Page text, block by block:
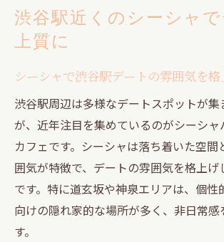
イント
渋谷シーシャ個室がデートにお
神泉シーシャでリラックスし
シーシャが神泉デートに新し
理由
男女で楽しめる神泉のシーシ
渋谷駅近くのシーシャ
上質に
シーシャで渋谷駅デートの雰囲気を格
渋谷駅周辺は多様なデートスポットが
が、近年注目を集めているのがシーシャ
カフェです。シーシャは落ち着いた空間
囲気が特徴で、デートの雰囲気を格上
です。特に道玄坂や神泉エリアは、個性
向けの隠れ家的な場所が多く、非日常感
す。